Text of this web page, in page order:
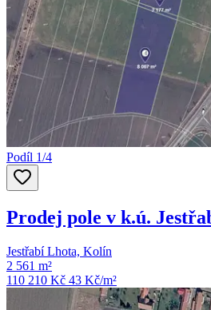
Podíl 1/4
Prodej pole v k.ú.
Jestřabí Lhota, Kolín
2 561 m²
110 210 Kč 43 Kč/m²